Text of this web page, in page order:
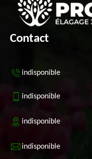
Contact
indisponible
indisponible
indisponible
indisponible